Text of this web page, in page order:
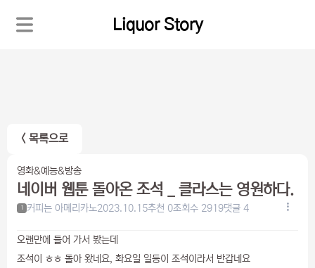
Liquor Story
< 목록으로
영화&예능&방송
네이버 웹툰 돌아온 조석 _ 클라스는 영원하다.
1 커피는 아메리카노2023.10.15추천 0조회수 2919댓글 4
오랜만에 들어 가서 봤는데
조석이 ㅎㅎ 돌아 왔네요, 화요일 일등이 조석이라서 반갑네요